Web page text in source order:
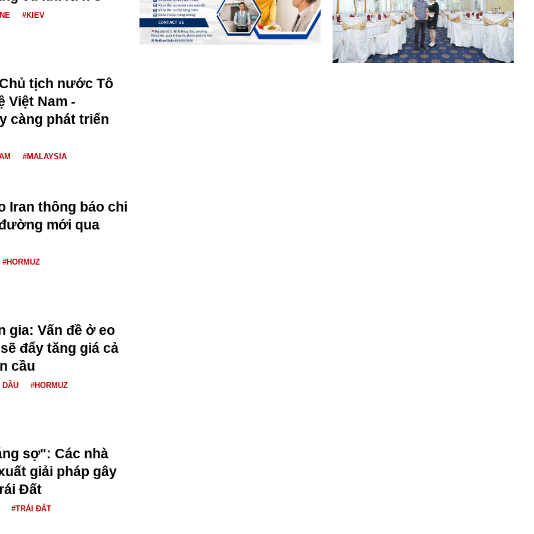
#KIEV
tịch nước Tô
Việt Nam -
càng phát triển
#MALAYSIA
Iran thông báo chi
mới qua
#HORMUZ
gia: Vấn đề ở eo
đẩy tăng giá cả
cầu
DẦU #HORMUZ
sợ": Các nhà
giải pháp gây
Đất
#TRÁI ĐẤT